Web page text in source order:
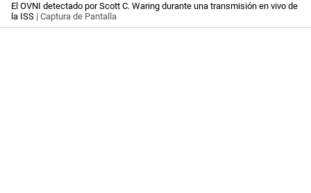
El OVNI detectado por Scott C. Waring durante una transmisión en vivo de
la ISS | Captura de Pantalla